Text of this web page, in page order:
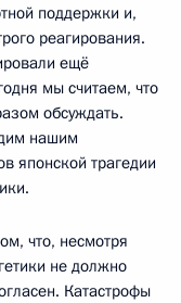
поддержки и,
реагирования.
ещё
мы считаем, что
обсуждать.
нашим
японской трагедии
что, несмотря
не должно
Катастрофы